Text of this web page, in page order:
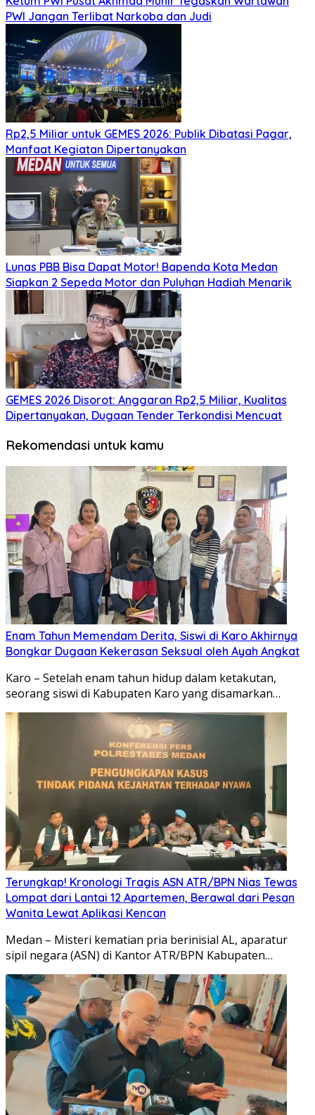
PWI Jangan Terlibat Narkoba dan Judi
Rp2,5 Miliar untuk GEMES 2026: Publik Dibatasi Pagar,
Manfaat Kegiatan Dipertanyakan
Lunas PBB Bisa Dapat Motor! Bapenda Kota Medan
Siapkan 2 Sepeda Motor dan Puluhan Hadiah Menarik
GEMES 2026 Disorot: Anggaran Rp2,5 Miliar, Kualitas
Dipertanyakan, Dugaan Tender Terkondisi Mencuat
Rekomendasi untuk kamu
Enam Tahun Memendam Derita, Siswi di Karo Akhirnya
Bongkar Dugaan Kekerasan Seksual oleh Ayah Angkat
Karo – Setelah enam tahun hidup dalam ketakutan,
seorang siswi di Kabupaten Karo yang disamarkan…
Terungkap! Kronologi Tragis ASN ATR/BPN Nias Tewas
Lompat dari Lantai 12 Apartemen, Berawal dari Pesan
Wanita Lewat Aplikasi Kencan
Medan – Misteri kematian pria berinisial AL, aparatur
sipil negara (ASN) di Kantor ATR/BPN Kabupaten…